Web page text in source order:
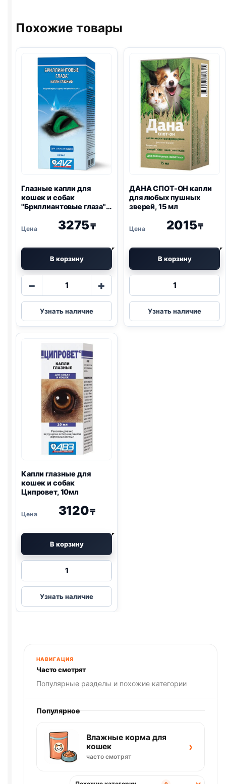
Похожие товары
Глазные капли для
кошек и собак
"Бриллиантовые глаза",
3275₸
В корзину
−
Количество
Глазные
капли
для
и
собак
"Бриллиантовые
глаза",
10мл
+
Узнать наличие
ДАНА СПОТ-ОН капли
для любых пушных
зверей, 15 мл
2015₸
В корзину
Количество
ДАНА
СПОТ-
ОН
Узнать наличие
Капли глазные для
кошек и собак
Ципровет, 10мл
3120₸
В корзину
Количество
Капли
глазные
для
Ципровет,
10мл
Узнать наличие
НАВИГАЦИЯ
Часто смотрят
Популярные разделы и похожие категории
Популярное
Влажные корма для
кошек
часто смотрят
›